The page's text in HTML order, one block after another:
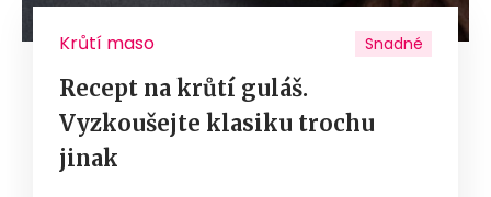
Krůtí maso Snadné
Recept na krůtí guláš.
Vyzkoušejte klasiku trochu
jinak